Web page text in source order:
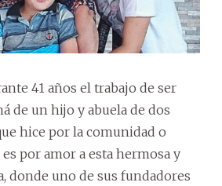
41 años el trabajo de ser
de un hijo y abuela de dos
hice por la comunidad o
por amor a esta hermosa y
donde uno de sus fundadores